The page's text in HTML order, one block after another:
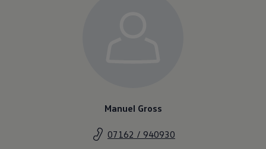
Manuel Gross
07162 / 940930